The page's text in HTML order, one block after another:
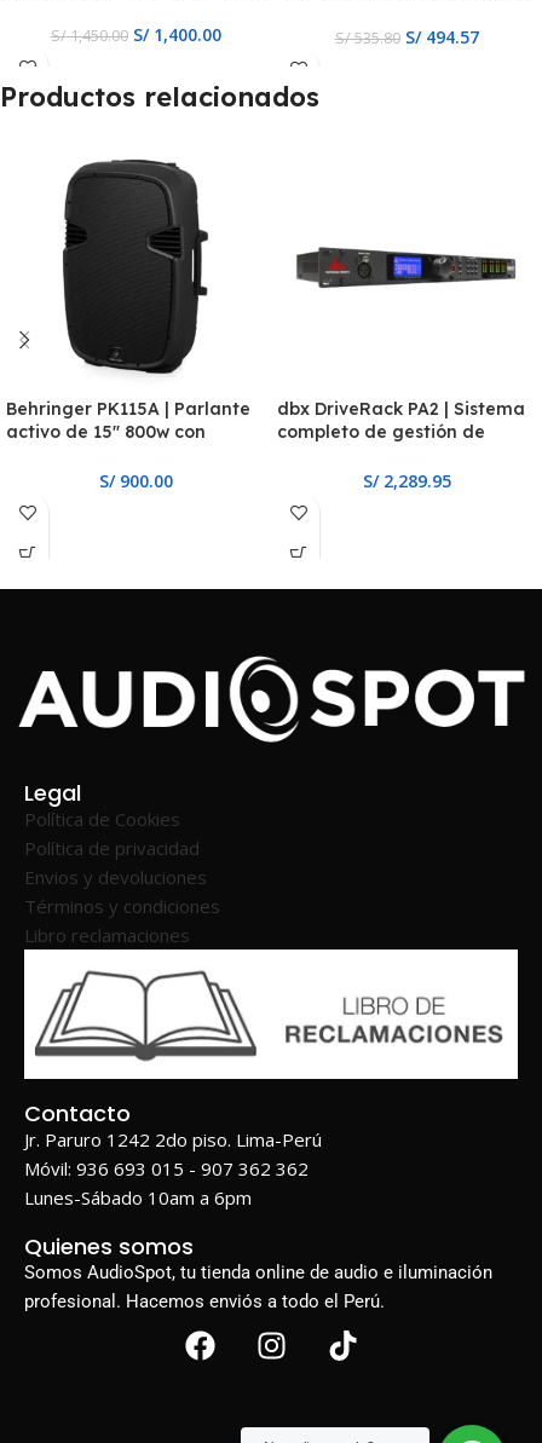
S/1,450.00 S/1,400.00 S/535.80 S/494.57
Productos relacionados
Behringer PK115A | Parlante
activo de 15″ 800w con
S/900.00
dbx DriveRack PA2 | Sistema
completo de gestión de
S/2,289.95
Legal
Política de Cookies
Política de privacidad
Envios y devoluciones
Términos y condiciones
Libro reclamaciones
Contacto
Jr. Paruro 1242 2do piso. Lima-Perú
Móvil: 936 693 015 - 907 362 362
Lunes-Sábado 10am a 6pm
Quienes somos
Somos AudioSpot, tu tienda online de audio e iluminación
profesional. Hacemos enviós a todo el Perú.